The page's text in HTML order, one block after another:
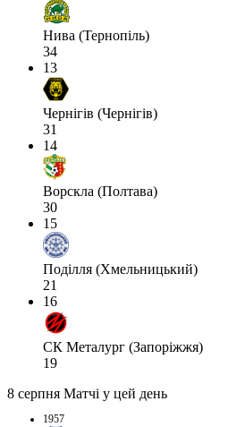
Нива (Тернопіль)
34
13
Чернігів (Чернігів)
31
14
Ворскла (Полтава)
30
15
Поділля (Хмельницький)
21
16
СК Металург (Запоріжжя)
19
8 серпня Матчі у цей день
1957